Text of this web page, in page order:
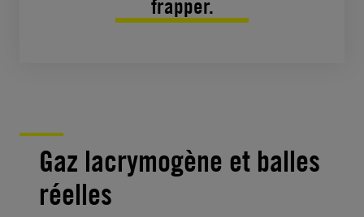
frapper.
Gaz lacrymogène et balles
réelles